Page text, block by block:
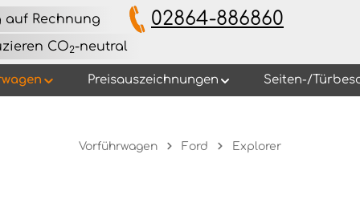
auf Rechnung 02864-886860
CO2-neutral
Preisauszeichnungen Seiten-/
Vorführwagen Ford Explorer